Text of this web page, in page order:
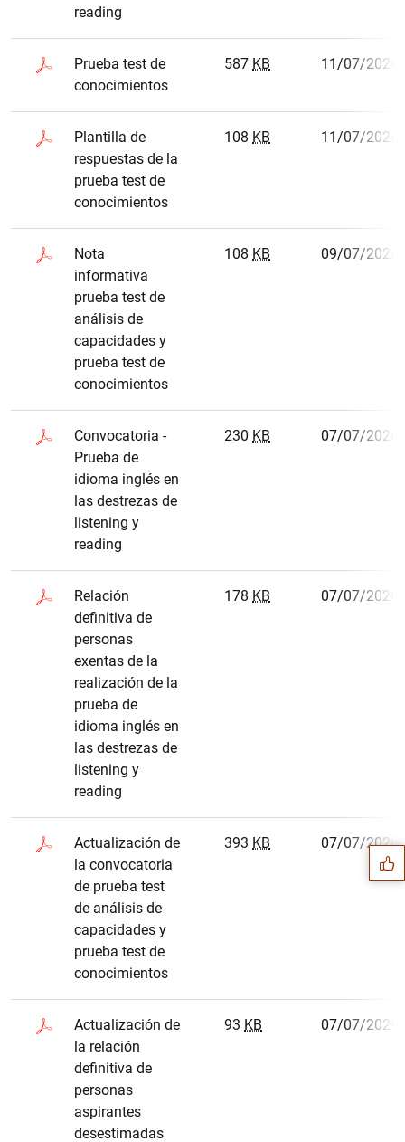
reading
Prueba test de
conocimientos
587 KB 11/07/2026
Plantilla de
respuestas de la
prueba test de
conocimientos
108 KB 11/07/2026
Nota
informativa
prueba test de
análisis de
capacidades y
prueba test de
conocimientos
108 KB 09/07/2026
Convocatoria -
Prueba de
idioma inglés en
las destrezas de
listening y
reading
230 KB 07/07/2026
Relación
definitiva de
personas
exentas de la
realización de la
prueba de
idioma inglés en
las destrezas de
listening y
reading
178 KB 07/07/2026
Actualización de
la convocatoria
de prueba test
de análisis de
capacidades y
prueba test de
conocimientos
393 KB 07/07/2026
Actualización de
la relación
definitiva de
personas
aspirantes
desestimadas
93 KB 07/07/2026
Sugerencias